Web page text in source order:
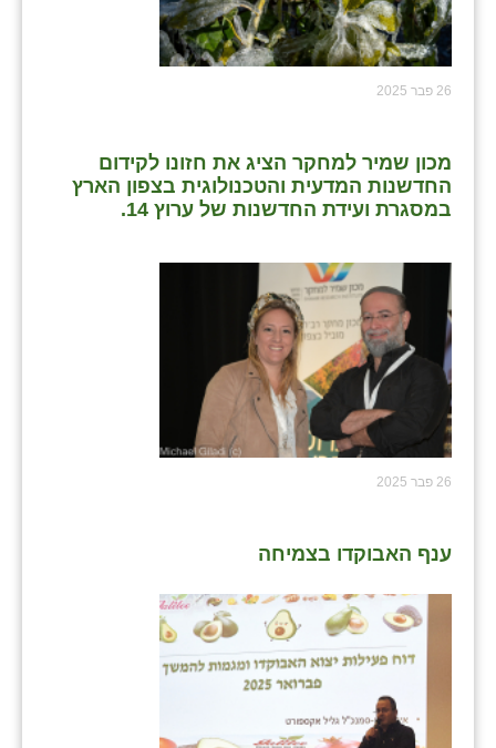
26 פבר 2025
מכון שמיר למחקר הציג את חזונו לקידום
החדשנות המדעית והטכנולוגית בצפון הארץ
במסגרת ועידת החדשנות של ערוץ 14.
26 פבר 2025
ענף האבוקדו בצמיחה